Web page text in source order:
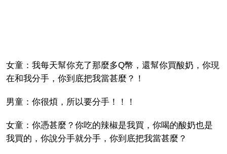
女童：我每天幫你充了那麼多Q幣，還幫你買酸奶，你現
在和我分手，你到底把我當甚麼？！
男童：你很煩，所以要分手！！！
女童：你憑甚麼？你吃的辣椒是我買，你喝的酸奶也是
我買的，你說分手就分手，你到底把我當甚麼？